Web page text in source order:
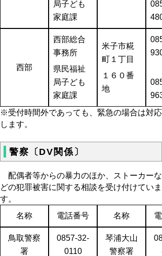
局子ども
家庭課
西部
西部総合
事務所
県民福祉
局子ども
家庭課
米子市糀
町１丁目
１６０番
地
※受付時間外であっても、緊急の場合は対応
します。
警察〔DV関係〕
配偶者等からの暴力のほか、ストーカーな
どの犯罪被害に関する相談を受け付けていま
す。
名称
電話番号 名称
鳥取警察
署
0857-32-
0110
琴浦大山
警察署